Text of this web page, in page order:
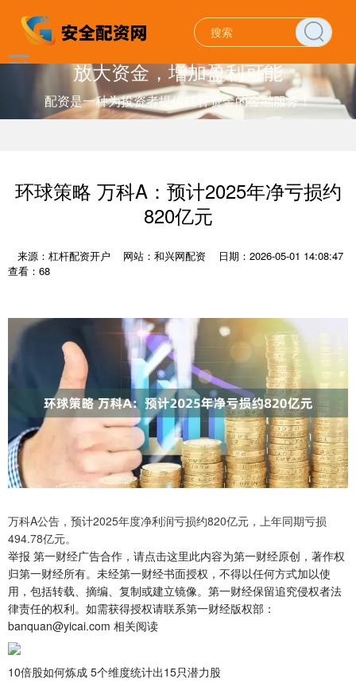
放大资金，增加盈利可能
配资是一种为投资者提供杠杆资金的金融服务！
环球策略 万科A：预计2025年净亏损约
820亿元
来源：杠杆配资开户 网站：和兴网配资
日期：2026-05-01 14:08:47
查看：68
万科A公告，预计2025年度净利润亏损约820亿元，上年同期亏损
494.78亿元。
举报 第一财经广告合作，请点击这里此内容为第一财经原创，著作权
归第一财经所有。未经第一财经书面授权，不得以任何方式加以使
用，包括转载、摘编、复制或建立镜像。第一财经保留追究侵权者法
律责任的权利。如需获得授权请联系第一财经版权部：
banquan@yicai.com 相关阅读
10倍股如何炼成 5个维度统计出15只潜力股